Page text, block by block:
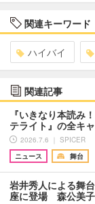
関連キーワード
ハイバイ
関連記事
『いきなり本読み
テライト』の全キ
2026.7.6 ｜ SPICER
ニュース
舞台
岩井秀人による舞
座に登場 森公美